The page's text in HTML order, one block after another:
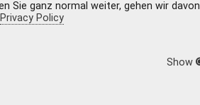
Sie ganz normal weiter, gehen wir davon
Privacy Policy
Show